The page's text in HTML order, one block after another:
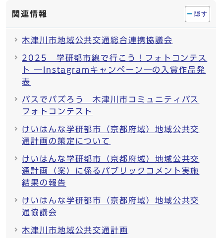
関連情報 隠す
木津川市地域公共交通総合連携協議会
2025 学研都市線で行こう！フォトコンテス
ト ―Instagramキャンペーン―の入賞作品発
表
バスでバズろう 木津川市コミュニティバス
フォトコンテスト
けいはんな学研都市（京都府域）地域公共交
通計画の策定について
けいはんな学研都市（京都府域）地域公共交
通計画（案）に係るパブリックコメント実施
結果の報告
けいはんな学研都市（京都府域）地域公共交
通協議会
木津川市地域公共交通計画